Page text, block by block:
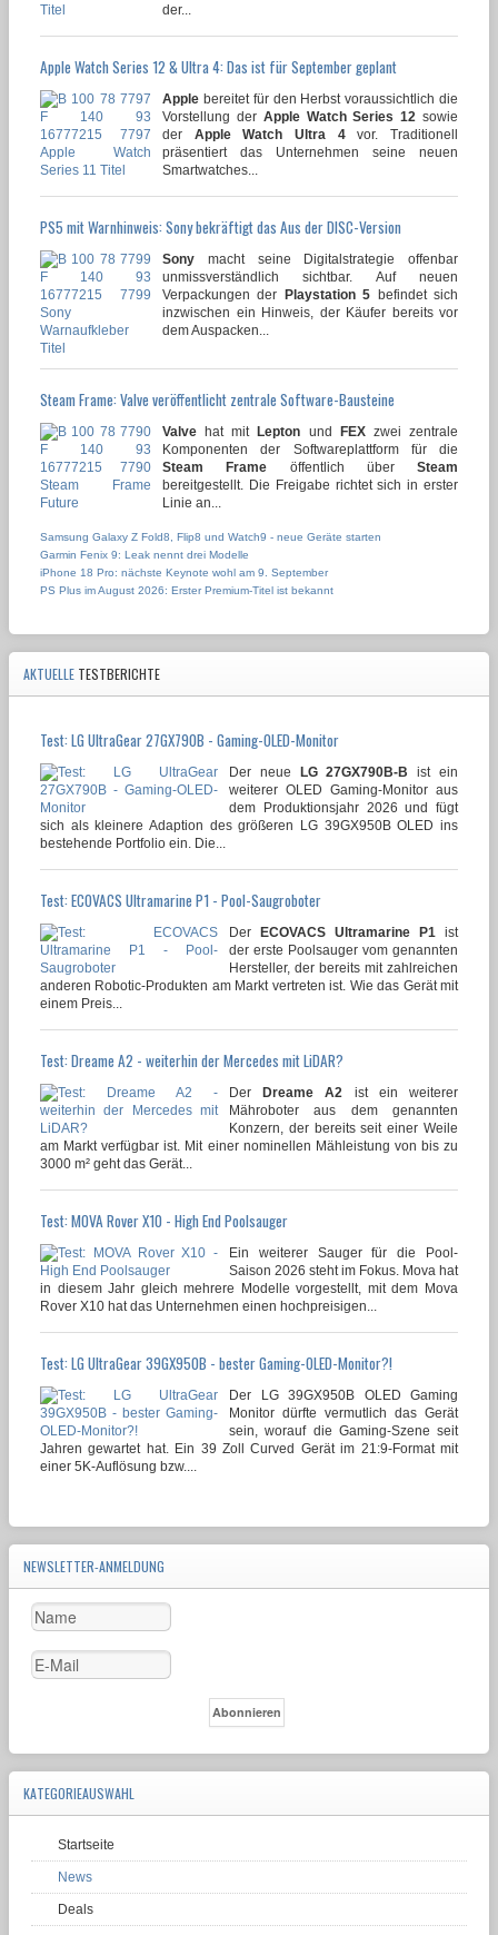
der...
Apple Watch Series 12 & Ultra 4: Das ist für September geplant
Apple bereitet für den Herbst voraussichtlich die
Vorstellung der Apple Watch Series 12 sowie
der Apple Watch Ultra 4vor. Traditionell
präsentiert das Unternehmen seine neuen
Smartwatches...
PS5 mit Warnhinweis: Sony bekräftigt das Aus der DISC-Version
Sony macht seine Digitalstrategie offenbar
unmissverständlich sichtbar. Auf neuen
Verpackungen der
Playstation 5 befindet sich
inzwischen ein Hinweis, der Käufer bereits vor
dem Auspacken...
Steam Frame: Valve veröffentlicht zentrale Software-Bausteine
Valve hat mit Lepton und FEXzwei zentrale
Komponenten der Softwareplattform für die
Steam Frame öffentlich über Steam
bereitgestellt. Die Freigabe richtet sich in erster
Linie an...
Samsung Galaxy Z Fold8, Flip8 und Watch9 - neue Geräte starten
Garmin Fenix 9: Leak nennt drei Modelle
iPhone 18 Pro: nächste Keynote wohl am 9. September
PS Plus im August 2026: Erster Premium-Titel ist bekannt
AKTUELLE TESTBERICHTE
Test: LG UltraGear 27GX790B - Gaming-OLED-Monitor
Der neue LG 27GX790B-B
ist ein
weiterer OLED Gaming-Monitor aus
dem Produktionsjahr 2026 und fügt
sich als kleinere Adaption des größeren LG 39GX950B OLED ins
bestehende Portfolio ein. Die...
Test: ECOVACS Ultramarine P1 - Pool-Saugroboter
Der ECOVACS Ultramarine P1 ist
der erste Poolsauger vom genannten
Hersteller, der bereits mit zahlreichen
anderen Robotic-Produkten am Markt vertreten ist. Wie das Gerät mit
einem Preis...
Test: Dreame A2 - weiterhin der Mercedes mit LiDAR?
Der Dreame A2 ist ein weiterer
Mähroboter aus dem genannten
Konzern, der bereits seit einer Weile
am Markt verfügbar ist. Mit einer nominellen Mähleistung von bis zu
3000 m² geht das Gerät...
Test: MOVA Rover X10 - High End Poolsauger
Ein weiterer Sauger für die Pool-
Saison 2026 steht im Fokus. Mova hat
in diesem Jahr gleich mehrere Modelle vorgestellt, mit dem Mova
Rover X10 hat das Unternehmen einen hochpreisigen...
Test: LG UltraGear 39GX950B - bester Gaming-OLED-Monitor?!
Der LG 39GX950B OLED Gaming
Monitor dürfte vermutlich das Gerät
sein, worauf die Gaming-Szene seit
Jahren gewartet hat. Ein 39 Zoll Curved Gerät im 21:9-Format mit
einer 5K-Auflösung bzw....
NEWSLETTER-ANMELDUNG
KATEGORIEAUSWAHL
Startseite
News
Deals